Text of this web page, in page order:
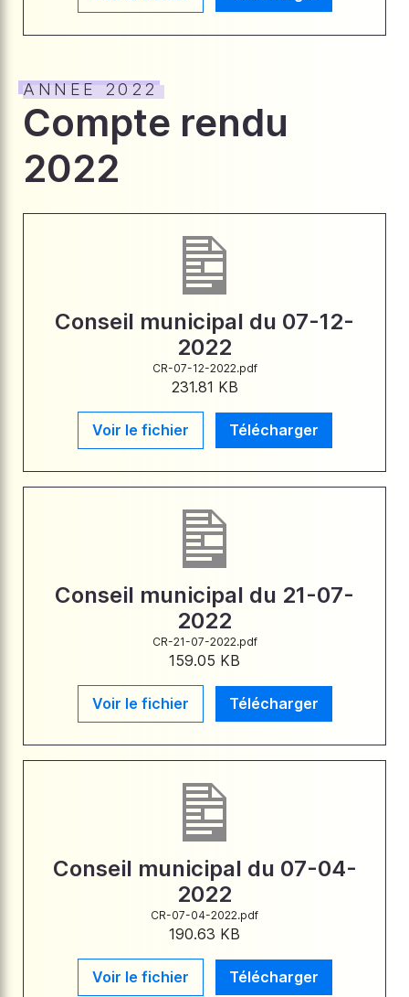
ANNEE 2022
Compte rendu
2022
Conseil municipal du 07-12-
2022
CR-07-12-2022.pdf
231.81 KB
Voir le fichier Télécharger
Conseil municipal du 21-07-
2022
CR-21-07-2022.pdf
159.05 KB
Voir le fichier Télécharger
Conseil municipal du 07-04-
2022
CR-07-04-2022.pdf
190.63 KB
Voir le fichier Télécharger